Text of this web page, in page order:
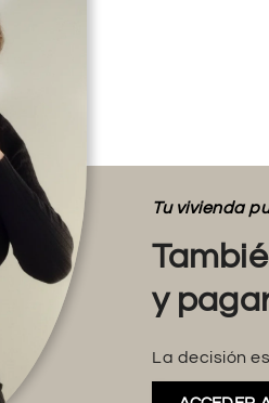
Tu vivienda
y
La decisión